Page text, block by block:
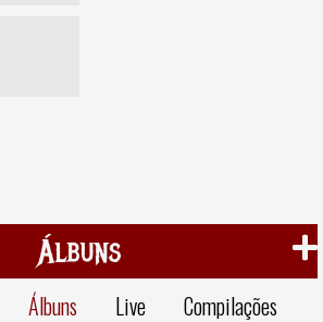
Álbuns
Álbuns Live Compilações